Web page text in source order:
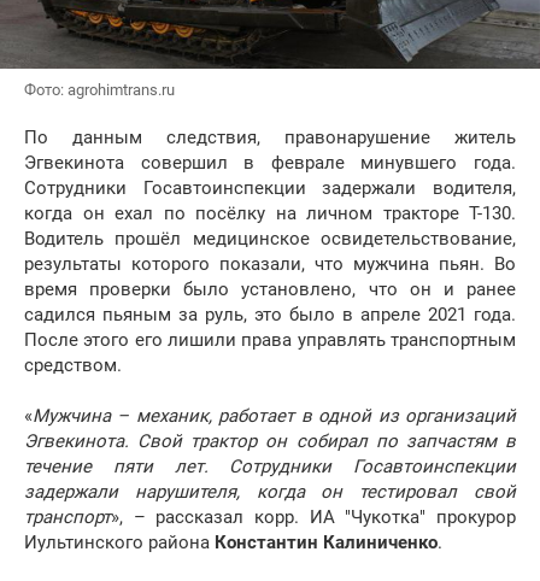
Фото: agrohimtrans.ru
По данным следствия, правонарушение житель
Эгвекинота совершил в феврале минувшего года.
Сотрудники Госавтоинспекции задержали водителя,
когда он ехал по посёлку на личном тракторе Т-130.
Водитель прошёл медицинское освидетельствование,
результаты которого показали, что мужчина пьян. Во
время проверки было установлено, что он и ранее
садился пьяным за руль, это было в апреле 2021 года.
После этого его лишили права управлять транспортным
средством.
«Мужчина – механик, работает в одной из организаций
Эгвекинота. Свой трактор он собирал по запчастям в
течение пяти лет. Сотрудники Госавтоинспекции
задержали нарушителя, когда он тестировал свой
транспорт», – рассказал корр. ИА "Чукотка" прокурор
Иультинского района Константин Калиниченко.